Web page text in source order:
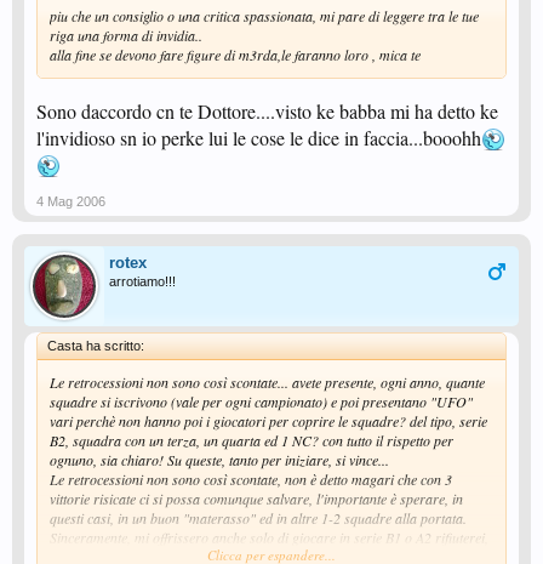
piu che un consiglio o una critica spassionata, mi pare di leggere tra le tue
riga una forma di invidia..
alla fine se devono fare figure di m3rda,le faranno loro , mica te
Sono daccordo cn te Dottore....visto ke babba mi ha detto ke
l'invidioso sn io perke lui le cose le dice in faccia...booohh
4 Mag 2006
rotex
arrotiamo!!!
Casta ha scritto:
Le retrocessioni non sono così scontate... avete presente, ogni anno, quante
squadre si iscrivono (vale per ogni campionato) e poi presentano "UFO"
vari perchè non hanno poi i giocatori per coprire le squadre? del tipo, serie
B2, squadra con un terza, un quarta ed 1 NC? con tutto il rispetto per
ognuno, sia chiaro! Su queste, tanto per iniziare, si vince...
Le retrocessioni non sono così scontate, non è detto magari che con 3
vittorie risicate ci si possa comunque salvare, l'importante è sperare, in
questi casi, in un buon "materasso" ed in altre 1-2 squadre alla portata.
Sinceramente, mi offrissero anche solo di giocare in serie B1 o A2 rifiuterei,
perchè non mi sentirei all'altezza di giocare ben sopra le mie possibilità, ma
Clicca per espandere...